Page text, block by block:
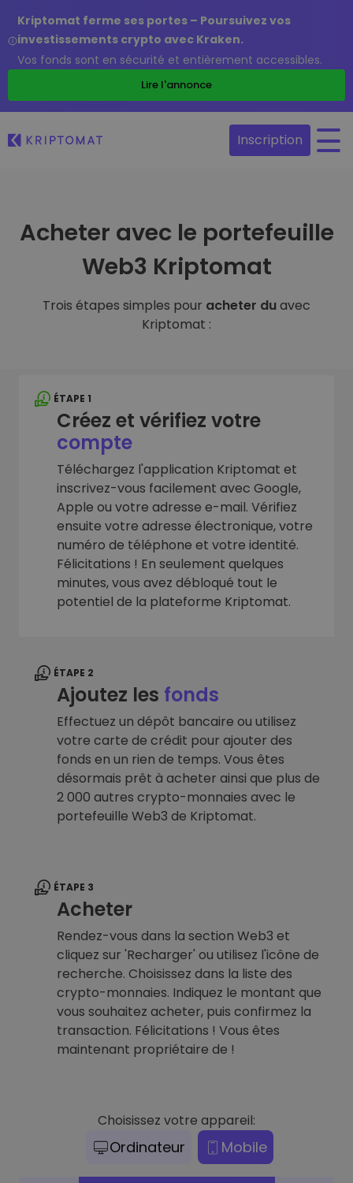
Kriptomat ferme ses portes – Poursuivez vos
investissements crypto avec Kraken.
Vos fonds sont en sécurité et entièrement accessibles.
Lire l'annonce
Inscription
Acheter avec le portefeuille
Web3 Kriptomat
Trois étapes simples pour acheter duavec
Kriptomat :
ÉTAPE 1
Créez et vérifiez votre
compte
Téléchargez l'application Kriptomat et
inscrivez-vous facilement avec Google,
Apple ou votre adresse e-mail. Vérifiez
ensuite votre adresse électronique, votre
numéro de téléphone et votre identité.
Félicitations ! En seulement quelques
minutes, vous avez débloqué tout le
potentiel de la plateforme Kriptomat.
ÉTAPE 2
Ajoutez les fonds
Effectuez un dépôt bancaire ou utilisez
votre carte de crédit pour ajouter des
fonds en un rien de temps. Vous êtes
désormais prêt à acheter ainsi que plus de
2 000 autres crypto-monnaies avec le
portefeuille Web3 de Kriptomat.
ÉTAPE 3
Acheter
Rendez-vous dans la section Web3 et
cliquez sur 'Recharger' ou utilisez l'icône de
recherche. Choisissez dans la liste des
crypto-monnaies. Indiquez le montant que
vous souhaitez acheter, puis confirmez la
transaction. Félicitations ! Vous êtes
maintenant propriétaire de !
Choisissez votre appareil:
Ordinateur Mobile